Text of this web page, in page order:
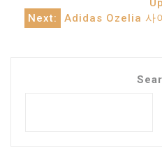
Up
Next:
Adidas Ozelia 사